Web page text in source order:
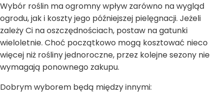
Wybór roślin ma ogromny wpływ zarówno na wygląd
ogrodu, jak i koszty jego późniejszej pielęgnacji. Jeżeli
zależy Ci na oszczędnościach, postaw na gatunki
wieloletnie. Choć początkowo mogą kosztować nieco
więcej niż rośliny jednoroczne, przez kolejne sezony nie
wymagają ponownego zakupu.
Dobrym wyborem będą między innymi: